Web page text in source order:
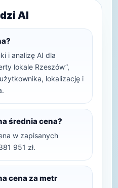
AI
i analizę AI dla
lokale Rzeszów”,
lokalizację i
średnia cena?
w zapisanych
951 zł.
cena za metr